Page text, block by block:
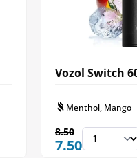
Vozol Switch
Menthol, Mango
7.50
8.50